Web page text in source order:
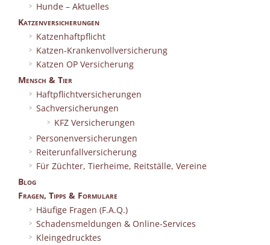
Hunde – Aktuelles
Katzenversicherungen
Katzenhaftpflicht
Katzen-Krankenvollversicherung
Katzen OP Versicherung
Mensch & Tier
Haftpflichtversicherungen
Sachversicherungen
KFZ Versicherungen
Personenversicherungen
Reiterunfallversicherung
Für Züchter, Tierheime, Reitställe, Vereine
Blog
Fragen, Tipps & Formulare
Häufige Fragen (F.A.Q.)
Schadensmeldungen & Online-Services
Kleingedrucktes